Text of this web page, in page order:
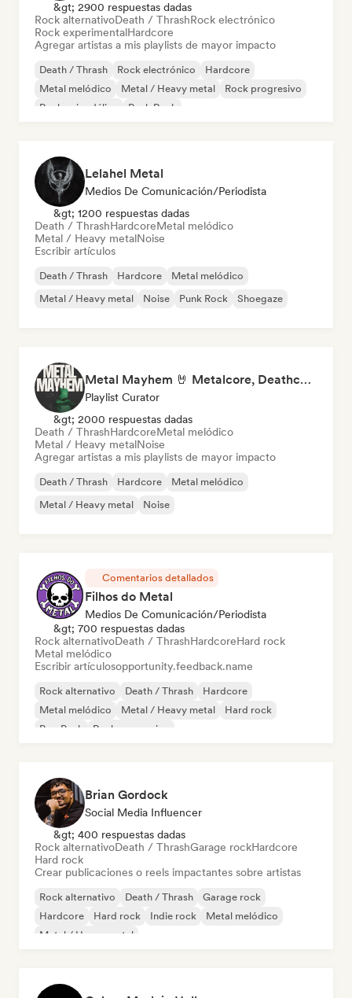
&gt; 2900 respuestas dadas
Rock alternativoDeath / ThrashRock electrónico
Rock experimentalHardcore
Agregar artistas a mis playlists de mayor impacto
Death / Thrash Rock electrónico
Hardcore
Metal melódico
Metal / Heavy metal
Rock progresivo
Rock psicodélico
Punk Rock
Lelahel Metal
Medios De Comunicación/Periodista
&gt; 1200 respuestas dadas
Death / ThrashHardcoreMetal melódico
Metal / Heavy metalNoise
Escribir artículos
Death / Thrash Hardcore
Metal melódico
Metal / Heavy metal
Noise Punk Rock Shoegaze
Metal Mayhem 🤘 Metalcore, Deathcore & Progressive Metal
Playlist Curator
&gt; 2000 respuestas dadas
Death / ThrashHardcoreMetal melódico
Metal / Heavy metalNoise
Agregar artistas a mis playlists de mayor impacto
Death / Thrash Hardcore
Metal melódico
Metal / Heavy metal
Noise
Comentarios detallados
Filhos do Metal
Medios De Comunicación/Periodista
&gt; 700 respuestas dadas
Rock alternativoDeath / ThrashHardcoreHard rock
Metal melódico
Escribir artículosopportunity.feedback.name
Rock alternativo Death / Thrash
Hardcore
Metal melódico
Metal / Heavy metal
Hard rock
Pop Punk
Rock progresivo
Brian Gordock
Social Media Influencer
&gt; 400 respuestas dadas
Rock alternativoDeath / ThrashGarage rockHardcore
Hard rock
Crear publicaciones o reels impactantes sobre artistas
Rock alternativo Death / Thrash
Garage rock
Hardcore
Hard rock Indie rock
Metal melódico
Metal / Heavy metal